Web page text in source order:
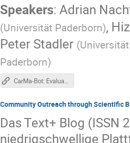
Speakers:Adrian
(Universität Paderborn),
Peter Stadler (
Paderborn)
CarMa-Bot: Evaluation von RAG-Ansätzen für die Inhaltsexploration in Editionen von Musiker-Briefen (Poster)
Community Outreach through Scientific
Das Text+ Blog
niedrigschwellige